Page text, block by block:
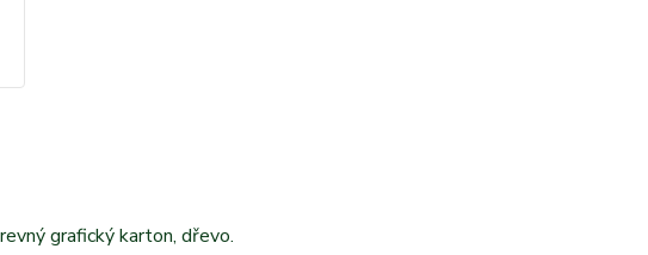
grafický karton, dřevo.